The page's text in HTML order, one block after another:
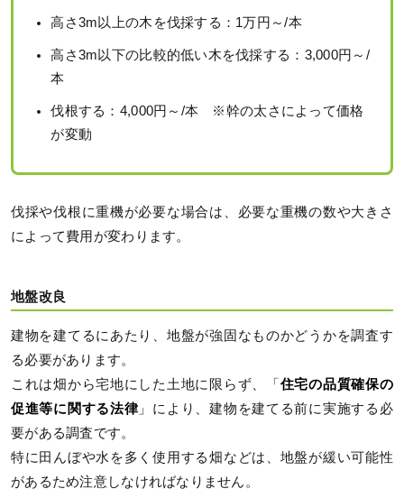
高さ3m以上の木を伐採する：1万円～/本
高さ3m以下の比較的低い木を伐採する：3,000円～/
本
伐根する：4,000円～/本 ※幹の太さによって価格
が変動
伐採や伐根に重機が必要な場合は、必要な重機の数や大きさ
によって費用が変わります。
地盤改良
建物を建てるにあたり、地盤が強固なものかどうかを調査す
る必要があります。
これは畑から宅地にした土地に限らず、「 住宅の品質確保の
促進等に関する法律 」により、建物を建てる前に実施する必
要がある調査です。
特に田んぼや水を多く使用する畑などは、地盤が緩い可能性
があるため注意しなければなりません。